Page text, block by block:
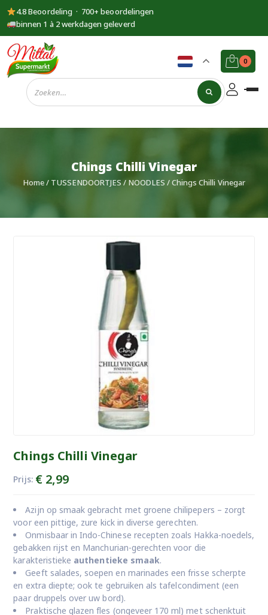
4.8 Beoordeling · 700+ beoordelingen
binnen 1 à 2 werkdagen geleverd
Supermarkt
Mittal
0
Chings Chilli Vinegar
Home/ TUSSENDOORTJES/ NOODLES / Chings Chilli Vinegar
Chings Chilli Vinegar
Prijs: €2,99
Azijn op smaak gebracht met groene chilipepers – zorgt
voor een pittige, zure kick in diverse gerechten.
Onmisbaar in Indo-Chinese recepten zoals Hakka-noedels,
gebakken rijst en Manchurian-gerechten voor die
karakteristieke authentieke smaak.
Geeft salades, soepen en marinades een frisse scherpte
en extra diepte; ook te gebruiken als tafelcondiment (een
paar druppels over uw bord).
Praktische glazen fles (ongeveer 170 ml) met schenktuit